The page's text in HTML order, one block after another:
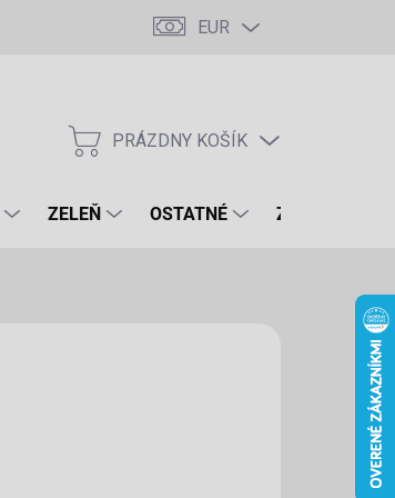
EUR
NÁKUPNÝ
PRÁZDNY KOŠÍK
ZELEŇ OSTATNÉ ZNAČKY